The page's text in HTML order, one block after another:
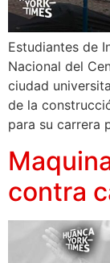
Estudiantes de
Nacional del
ciudad
de la
para su carrera
contra